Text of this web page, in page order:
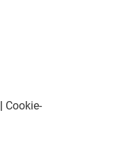
| Cookie-